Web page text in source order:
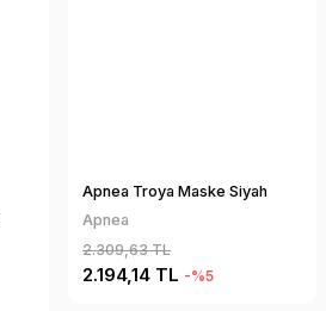
Apnea Troya Maske Siyah
Apnea
2.309,63 TL
2.194,14 TL -%5